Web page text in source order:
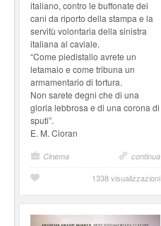
italiano, contro le buffonate dei
cani da riporto della stampa e la
servitù volontaria della sinistra
italiana al caviale.
“Come piedistallo avrete un
letamaio e come tribuna un
armamentario di tortura.
Non sarete degni che di una
gloria lebbrosa e di una corona di
sputi”.
E. M. Cioran
Cinema continua
1338 visualizzazioni